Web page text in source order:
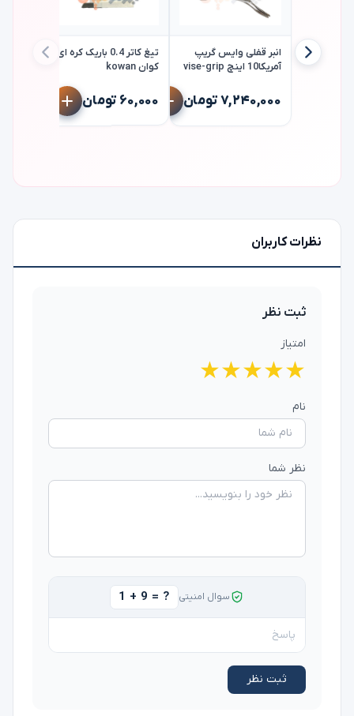
انبر قفلی وایس گریپ
آمریکا10 اینچ vise-grip
۷,۲۴۰,۰۰۰ تومان
تیغ کاتر 0.4 باریک کره ای
کوان kowan
۶۰,۰۰۰ تومان
نظرات کاربران
ثبت نظر
امتیاز
★
★
★
★
★
نام
نظر شما
سوال امنیتی 1 + 9 = ?
ثبت نظر